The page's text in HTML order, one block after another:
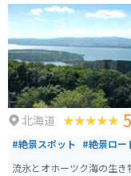
北海道 5
#絶景スポット #絶景ロー
流氷とオホーツク海の生